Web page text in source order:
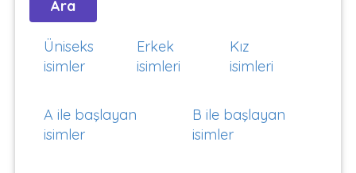
Üniseks
isimler
Erkek
isimleri
Kız
isimleri
A ile başlayan
isimler
B ile başlayan
isimler